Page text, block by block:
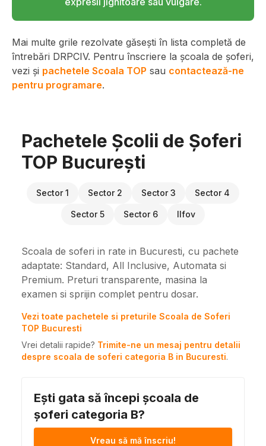
Mai multe grile rezolvate găsești în lista completă de
întrebări DRPCIV. Pentru înscriere la școala de șoferi,
vezi și pachetele Scoala TOP sau contactează-ne
pentru programare.
Pachetele Școlii de Șoferi
TOP București
Sector 1 Sector 2 Sector 3 Sector 4
Sector 5 Sector 6 Ilfov
Scoala de soferi in rate in Bucuresti, cu pachete
adaptate: Standard, All Inclusive, Automata si
Premium. Preturi transparente, masina la
examen si sprijin complet pentru dosar.
Vezi toate pachetele si preturile Scoala de Soferi
TOP Bucuresti
Vrei detalii rapide? Trimite-ne un mesaj pentru detalii
despre scoala de soferi categoria B in Bucuresti.
Ești gata să începi școala de
șoferi categoria B?
Vreau să mă înscriu!